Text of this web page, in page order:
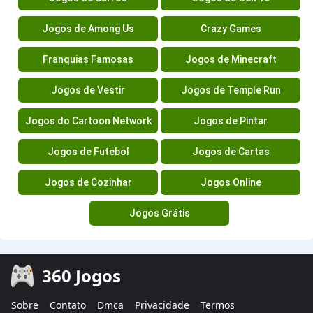
Jogos de Among Us Crazy Games
Franquias Famosas Jogos de Minecraft
Jogos de Vestir Jogos de Temple Run
Jogos do Cartoon Network Jogos de Pintar
Jogos de Futebol Jogos de Cartas
Jogos de Cozinhar Jogos Online
Jogos Grátis
360 Jogos
Sobre Contato Dmca Privacidade Termos